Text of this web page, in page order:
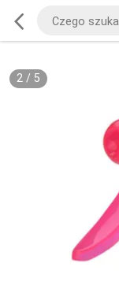
2/ 5